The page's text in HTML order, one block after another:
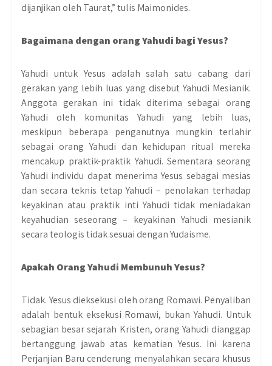
dijanjikan oleh Taurat,” tulis Maimonides.
Bagaimana dengan orang Yahudi bagi Yesus?
Yahudi untuk Yesus adalah salah satu cabang dari
gerakan yang lebih luas yang disebut Yahudi Mesianik.
Anggota gerakan ini tidak diterima sebagai orang
Yahudi oleh komunitas Yahudi yang lebih luas,
meskipun beberapa penganutnya mungkin terlahir
sebagai orang Yahudi dan kehidupan ritual mereka
mencakup praktik-praktik Yahudi. Sementara seorang
Yahudi individu dapat menerima Yesus sebagai mesias
dan secara teknis tetap Yahudi – penolakan terhadap
keyakinan atau praktik inti Yahudi tidak meniadakan
keyahudian seseorang – keyakinan Yahudi mesianik
secara teologis tidak sesuai dengan Yudaisme.
Apakah Orang Yahudi Membunuh Yesus?
Tidak. Yesus dieksekusi oleh orang Romawi. Penyaliban
adalah bentuk eksekusi Romawi, bukan Yahudi. Untuk
sebagian besar sejarah Kristen, orang Yahudi dianggap
bertanggung jawab atas kematian Yesus. Ini karena
Perjanjian Baru cenderung menyalahkan secara khusus